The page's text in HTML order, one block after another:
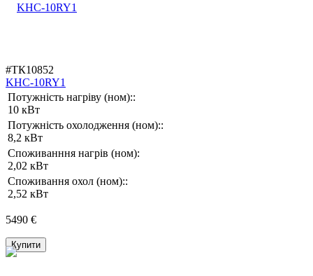
#ТК10852
KHC-10RY1
Потужність нагріву (ном)::
10 кВт
Потужність охолодження (ном)::
8,2 кВт
Споживанння нагрів (ном):
2,02 кВт
Споживання охол (ном)::
2,52 кВт
5490 €
Купити